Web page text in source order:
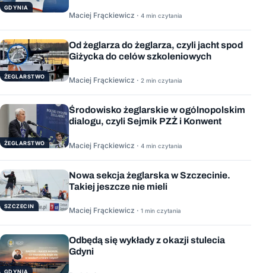
GDYNIA
Maciej Frąckiewicz · 4 min czytania
ŻEGLARSTWO
Od żeglarza do żeglarza, czyli jacht spod
Giżycka do celów szkoleniowych
Maciej Frąckiewicz · 2 min czytania
ŻEGLARSTWO
Środowisko żeglarskie w ogólnopolskim
dialogu, czyli Sejmik PZŻ i Konwent
Maciej Frąckiewicz · 4 min czytania
SZCZECIN
Nowa sekcja żeglarska w Szczecinie.
Takiej jeszcze nie mieli
Maciej Frąckiewicz · 1 min czytania
GDYNIA
Odbędą się wykłady z okazji stulecia
Gdyni